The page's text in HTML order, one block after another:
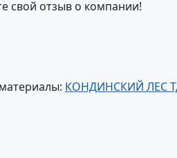
свой отзыв о компании!
КОНДИНСКИЙ ЛЕС